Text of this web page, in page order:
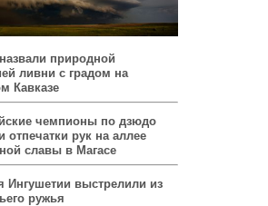
природной
ливни с градом на
Кавказе
чемпионы по дзюдо
отпечатки рук на аллее
славы в Магасе
Ингушетии выстрелили из
ружья